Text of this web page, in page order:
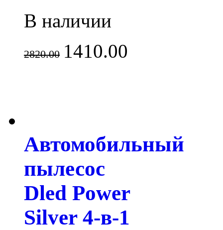
В наличии
2820.00 1410.00
Автомобильный
пылесос
Dled Power
Silver 4-в-1